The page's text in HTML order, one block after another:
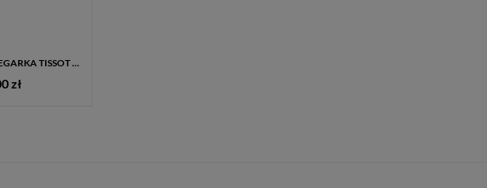
PASEK TISSOT DO ZEGARKA TISSOT T-RACE T610030253 21 MM
zł